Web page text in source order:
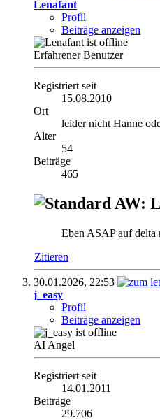
Lenafant
Profil
Beiträge anzeigen
Erfahrener Benutzer
Registriert seit
15.08.2010
Ort
leider nicht Hanne
Alter
54
Beiträge
465
AW:
Eben ASAP auf delta
Zitieren
30.01.2026, 22:53
j_easy
Profil
Beiträge anzeigen
AI Angel
Registriert seit
14.01.2011
Beiträge
29.706